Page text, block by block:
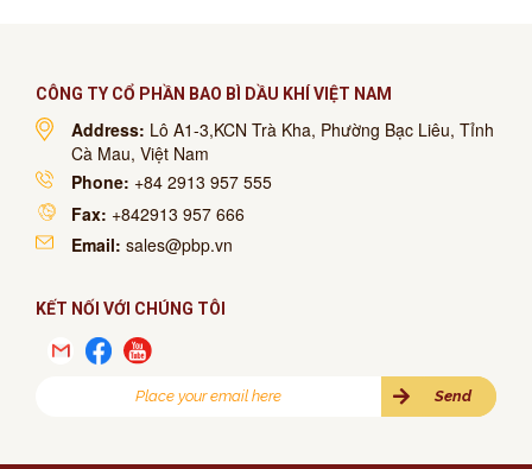
CÔNG TY CỔ PHẦN BAO BÌ DẦU KHÍ VIỆT NAM
Address: Lô A1-3,KCN Trà Kha, Phường Bạc Liêu, Tỉnh
Cà Mau, Việt Nam
Phone: +84 2913 957 555
Fax: +842913 957 666
Email: sales@pbp.vn
KẾT NỐI VỚI CHÚNG TÔI